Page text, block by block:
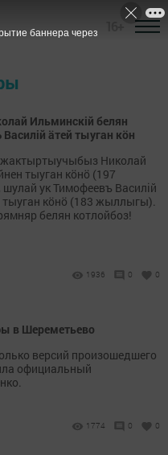
Ильминскiй белян
ӓтей тыуган кӧн
жактыртыучыбыз Николай
тыуган кӧнӧ (197
ук Тимофеевъ Василiй
тыуган кӧнӧ (183 жыллыгы).
белян котлойбоз!
1936 0 0
в Шереметьево
версий произошедшего
официальный
1774 0 0
баннера через